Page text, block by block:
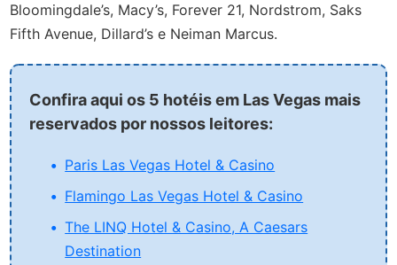
Bloomingdale’s, Macy’s, Forever 21, Nordstrom, Saks
Fifth Avenue, Dillard’s e Neiman Marcus.
Confira aqui os 5 hotéis em Las Vegas mais
reservados por nossos leitores:
Paris Las Vegas Hotel & Casino
Flamingo Las Vegas Hotel & Casino
The LINQ Hotel & Casino, A Caesars
Destination